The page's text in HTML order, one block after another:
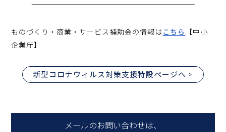
ものづくり・商業・サービス補助金の情報はこちら 【中小
企業庁】
新型コロナウィルス対策支援特設ページへ
メールのお問い合わせは、